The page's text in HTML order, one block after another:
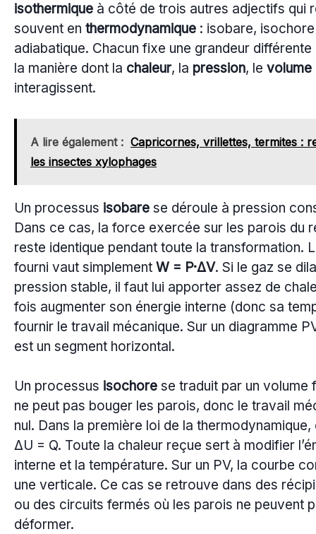
isothermique à côté de trois autres adjectifs qui
souvent en thermodynamique : isobare,
adiabatique. Chacun fixe une grandeur
la manière dont la chaleur, la pression, le volume
interagissent.
A lire également : Capricornes, vrillettes, termites :
les insectes xylophages
Un processus isobare se déroule à pression
Dans ce cas, la force exercée sur les parois du
reste identique pendant toute la transformation.
fourni vaut simplement W = P·ΔV. Si le gaz se
pression stable, il faut lui apporter assez de
fois augmenter son énergie interne (donc sa
fournir le travail mécanique. Sur un diagramme
est un segment horizontal.
Un processus isochore se traduit par un volume
ne peut pas bouger les parois, donc le travail
nul. Dans la première loi de la
ΔU = Q. Toute la chaleur reçue sert à modifier
interne et la température. Sur un PV, la courbe
une verticale. Ce cas se retrouve dans des
ou des circuits fermés où les parois ne peuvent
déformer.